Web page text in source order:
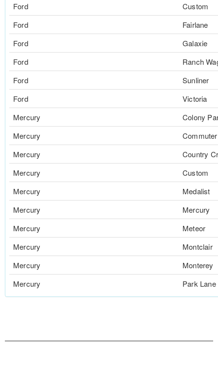
Ford
Custom
Ford
Fairlane
Ford
Galaxie
Ford
Ranch
Ford
Sunliner
Ford
Victoria
Mercury
Colony
Mercury
Commuter
Mercury
Country
Mercury
Custom
Mercury
Medalist
Mercury
Mercury
Mercury
Meteor
Mercury
Montclair
Mercury
Monterey
Mercury
Park Lane